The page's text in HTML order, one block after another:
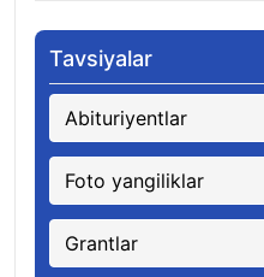
Tavsiyalar
Abituriyentlar
Foto yangiliklar
Grantlar